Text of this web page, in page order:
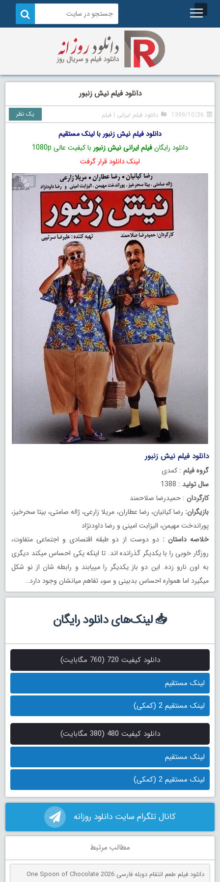
دانلود فیلم نیش زنبور
1399/10/26 دانلود فیلم ایرانی |فیلم یک نظر
دانلود فیلم نیش زنبور با لینک مستقیم
دانلود رایگانفیلم ایرانی نیش زنبور با کیفیت عالی 1080p
لینک دانلود قرار گرفت
دانلود فیلم نیش زنبور
گروه فیلم : کمدی
سال تولید : 1388
کارگردان : حمیدرضا صلاحمند
بازیگران: رضا کیانیان، رضا عطاران، مریلا زارعی، ژاله صامتی، بیتا سحرخیز،
پوراندخت مهیمن، الیزابت امینی و رضا داودنژاد
خلاصه داستان : دو دوست از دو طبقه اقتصادی و اجتماعی متفاوت،
روزگار خوبی را با یکدیگر گذرانده اند. تا اینکه یکی احساس میکند دیگری
به اون نارو زده. این دو باز یکدیگر را مییابند و رابطه شان از نو شکل
میگیرد اما همواره احساس بدبینی و سوء تفاهم میانشان وجود دارد…
📥 لینک‌های دانلود رایگان
دانلود کیفیت 720 (760 مگابایت)
لینک مستقیم
لینک مستقیم 2 (کمکی)
دانلود کیفیت 480 (380 مگابایت)
لینک مستقیم
لینک مستقیم 2 (کمکی)
کانال تلگرام سایت دانلود روزانه
مطالب مرتبط
دانلود فیلم طعم انتقام دوبله فارسی One Spoon of Chocolate 2026